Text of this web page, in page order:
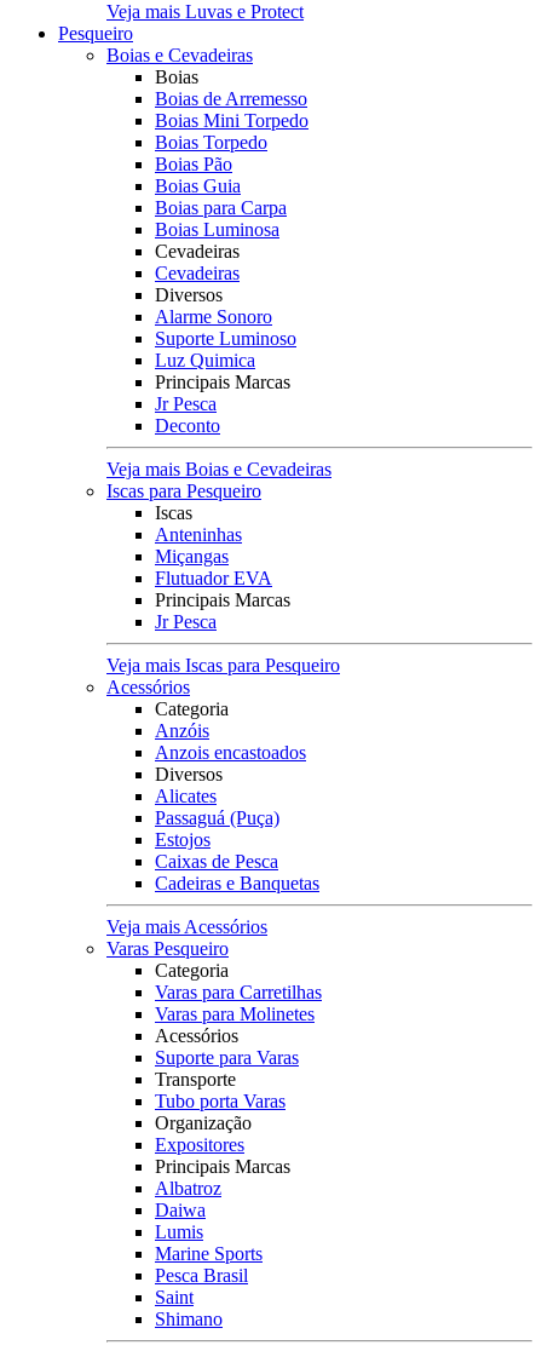
Veja mais Luvas e Protect
Pesqueiro
Boias e Cevadeiras
Boias
Boias de Arremesso
Boias Mini Torpedo
Boias Torpedo
Boias Pão
Boias Guia
Boias para Carpa
Boias Luminosa
Cevadeiras
Cevadeiras
Diversos
Alarme Sonoro
Suporte Luminoso
Luz Quimica
Principais Marcas
Jr Pesca
Deconto
Veja mais Boias e Cevadeiras
Iscas para Pesqueiro
Iscas
Anteninhas
Miçangas
Flutuador EVA
Principais Marcas
Jr Pesca
Veja mais Iscas para Pesqueiro
Acessórios
Categoria
Anzóis
Anzois encastoados
Diversos
Alicates
Passaguá (Puça)
Estojos
Caixas de Pesca
Cadeiras e Banquetas
Veja mais Acessórios
Varas Pesqueiro
Categoria
Varas para Carretilhas
Varas para Molinetes
Acessórios
Suporte para Varas
Transporte
Tubo porta Varas
Organização
Expositores
Principais Marcas
Albatroz
Daiwa
Lumis
Marine Sports
Pesca Brasil
Saint
Shimano